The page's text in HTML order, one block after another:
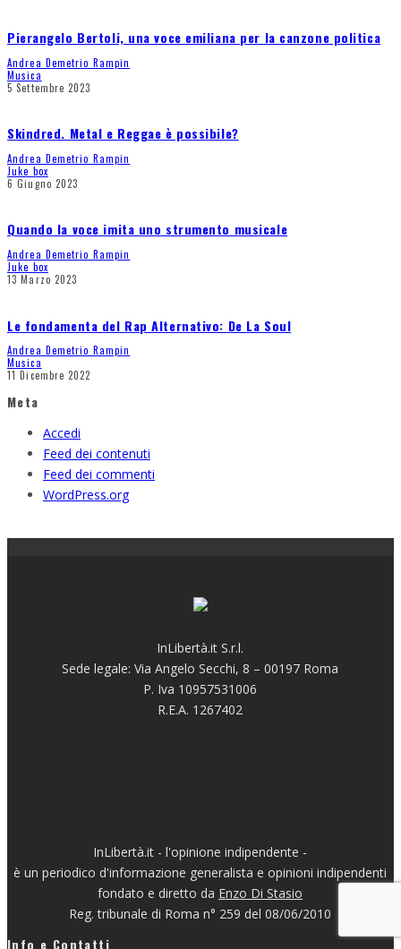
Pierangelo Bertoli, una voce emiliana per la canzone politica
Andrea Demetrio Rampin
Musica
5 Settembre 2023
Skindred. Metal e Reggae è possibile?
Andrea Demetrio Rampin
Juke box
6 Giugno 2023
Quando la voce imita uno strumento musicale
Andrea Demetrio Rampin
Juke box
13 Marzo 2023
Le fondamenta del Rap Alternativo: De La Soul
Andrea Demetrio Rampin
Musica
11 Dicembre 2022
Meta
Accedi
Feed dei contenuti
Feed dei commenti
WordPress.org
InLibertà.it S.r.l.
Sede legale: Via Angelo Secchi, 8 – 00197 Roma
P. Iva 10957531006
R.E.A. 1267402
InLibertà.it - l'opinione indipendente -
è un periodico d'informazione generalista e opinioni indipendenti
fondato e diretto da Enzo Di Stasio
Reg. tribunale di Roma n° 259 del 08/06/2010
Info e Contatti